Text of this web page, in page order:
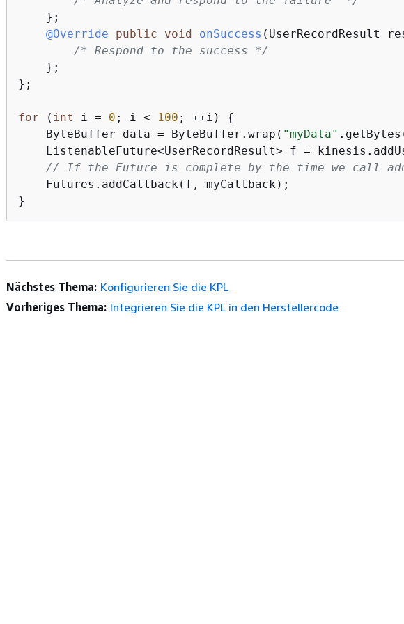
    };
@Override
public void onSuccess (UserRecordResult
/* Respond to the success */
    };
};
for ( int i = 0 ; i < 100 ; ++i) {
    ByteBuffer data = ByteBuffer.wrap(
"myData"
ListenableFuture<UserRecordResult> f =
// If the Future is complete by the time we call
    Futures.addCallback(f, myCallback);
}
Nächstes Thema: Konfigurieren Sie die KPL
Vorheriges Thema: Integrieren Sie die KPL in den Herstellercode